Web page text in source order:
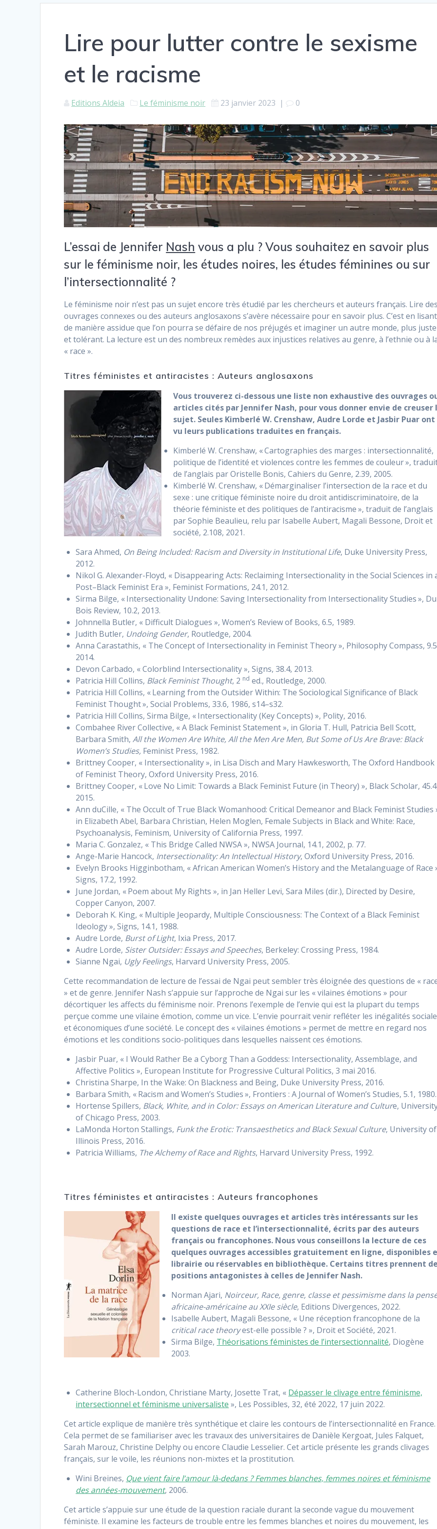
Lire pour lutter contre le sexisme
et le racisme
Editions Aldeia Le féminisme noir 23 janvier 2023 | 0
L’essai de Jennifer Nash vous a plu ? Vous souhaitez en savoir plus
sur le féminisme noir, les études noires, les études féminines ou sur
l’intersectionnalité ?
Le féminisme noir n’est pas un sujet encore très étudié par les chercheurs et auteurs français. Lire
ouvrages connexes ou des auteurs anglosaxons s’avère nécessaire pour en savoir plus. C’est en lisant
de manière assidue que l’on pourra se défaire de nos préjugés et imaginer un autre monde, plus juste
et tolérant. La lecture est un des nombreux remèdes aux injustices relatives au genre, à l’ethnie ou à
« race ».
Titres féministes et antiracistes : Auteurs anglosaxons
Vous trouverez ci-dessous une liste non exhaustive des ouvrages
articles cités par Jennifer Nash, pour vous donner envie de creuser
sujet. Seules Kimberlé W. Crenshaw, Audre Lorde et Jasbir Puar ont
vu leurs publications traduites en français.
Kimberlé W. Crenshaw, « Cartographies des marges : intersectionnalité,
politique de l’identité et violences contre les femmes de couleur »,
de l’anglais par Oristelle Bonis, Cahiers du Genre, 2.39, 2005.
Kimberlé W. Crenshaw, « Démarginaliser l’intersection de la race et du
sexe : une critique féministe noire du droit antidiscriminatoire, de la
théorie féministe et des politiques de l’antiracisme », traduit de l’anglais
par Sophie Beaulieu, relu par Isabelle Aubert, Magali Bessone, Droit et
société, 2.108, 2021.
Sara Ahmed, On Being Included: Racism and Diversity in Institutional Life, Duke University Press,
2012.
Nikol G. Alexander-Floyd, « Disappearing Acts: Reclaiming Intersectionality in the Social Sciences in
Post–Black Feminist Era », Feminist Formations, 24.1, 2012.
Sirma Bilge, « Intersectionality Undone: Saving Intersectionality from Intersectionality Studies », Du
Bois Review, 10.2, 2013.
Johnnella Butler, « Difficult Dialogues », Women’s Review of Books, 6.5, 1989.
Judith Butler, Undoing Gender, Routledge, 2004.
Anna Carastathis, « The Concept of Intersectionality in Feminist Theory », Philosophy Compass,
2014.
Devon Carbado, « Colorblind Intersectionality », Signs, 38.4, 2013.
Patricia Hill Collins, Black Feminist Thought, 2 nd ed., Routledge, 2000.
Patricia Hill Collins, « Learning from the Outsider Within: The Sociological Significance of Black
Feminist Thought », Social Problems, 33.6, 1986, s14–s32.
Patricia Hill Collins, Sirma Bilge, « Intersectionality (Key Concepts) », Polity, 2016.
Combahee River Collective, « A Black Feminist Statement », in Gloria T. Hull, Patricia Bell Scott,
Barbara Smith,All the Women Are White, All the Men Are Men, But Some of Us Are Brave: Black
Women’s Studies, Feminist Press, 1982.
Brittney Cooper, « Intersectionality », in Lisa Disch and Mary Hawkesworth, The Oxford Handbook
of Feminist Theory, Oxford University Press, 2016.
Brittney Cooper, « Love No Limit: Towards a Black Feminist Future (in Theory) », Black Scholar,
2015.
Ann duCille, « The Occult of True Black Womanhood: Critical Demeanor and Black Feminist Studies
in Elizabeth Abel, Barbara Christian, Helen Moglen, Female Subjects in Black and White: Race,
Psychoanalysis, Feminism, University of California Press, 1997.
Maria C. Gonzalez, « This Bridge Called NWSA », NWSA Journal, 14.1, 2002, p. 77.
Ange-Marie Hancock, Intersectionality: An Intellectual History, Oxford University Press, 2016.
Evelyn Brooks Higginbotham, « African American Women’s History and the Metalanguage of Race
Signs, 17.2, 1992.
June Jordan, « Poem about My Rights », in Jan Heller Levi, Sara Miles (dir.), Directed by Desire,
Copper Canyon, 2007.
Deborah K. King, « Multiple Jeopardy, Multiple Consciousness: The Context of a Black Feminist
Ideology », Signs, 14.1, 1988.
Audre Lorde, Burst of Light, Ixia Press, 2017.
Audre Lorde, Sister Outsider: Essays and Speeches, Berkeley: Crossing Press, 1984.
Sianne Ngai, Ugly Feelings, Harvard University Press, 2005.
Cette recommandation de lecture de l’essai de Ngai peut sembler très éloignée des questions de «
» et de genre. Jennifer Nash s’appuie sur l’approche de Ngai sur les « vilaines émotions » pour
décortiquer les affects du féminisme noir. Prenons l’exemple de l’envie qui est la plupart du temps
perçue comme une vilaine émotion, comme un vice. L’envie pourrait venir refléter les inégalités
et économiques d’une société. Le concept des « vilaines émotions » permet de mettre en regard nos
émotions et les conditions socio-politiques dans lesquelles naissent ces émotions.
Jasbir Puar, « I Would Rather Be a Cyborg Than a Goddess: Intersectionality, Assemblage, and
Affective Politics », European Institute for Progressive Cultural Politics, 3 mai 2016.
Christina Sharpe, In the Wake: On Blackness and Being, Duke University Press, 2016.
Barbara Smith, « Racism and Women’s Studies », Frontiers : A Journal of Women’s Studies, 5.1, 1980.
Hortense Spillers, Black, White, and in Color: Essays on American Literature and Culture,
of Chicago Press, 2003.
LaMonda Horton Stallings, Funk the Erotic: Transaesthetics and Black Sexual Culture, University of
Illinois Press, 2016.
Patricia Williams, The Alchemy of Race and Rights, Harvard University Press, 1992.
Titres féministes et antiracistes : Auteurs francophones
Il existe quelques ouvrages et articles très intéressants sur les
questions de race et l’intersectionnalité, écrits par des auteurs
français ou francophones. Nous vous conseillons la lecture de ces
quelques ouvrages accessibles gratuitement en ligne, disponibles
librairie ou réservables en bibliothèque. Certains titres prennent
positions antagonistes à celles de Jennifer Nash.
Norman Ajari, Noirceur, Race, genre, classe et pessimisme dans la
africaine-américaine au XXIe siècle, Editions Divergences, 2022.
Isabelle Aubert, Magali Bessone, « Une réception francophone de la
critical race theoryest-elle possible ? », Droit et Société, 2021.
Sirma Bilge, Théorisations féministes de l’intersectionnalité, Diogène
2003.
Catherine Bloch-London, Christiane Marty, Josette Trat, « Dépasser le clivage entre féminisme,
intersectionnel et féminisme universaliste », Les Possibles, 32, été 2022, 17 juin 2022.
Cet article explique de manière très synthétique et claire les contours de l’intersectionnalité en France.
Cela permet de se familiariser avec les travaux des universitaires de Danièle Kergoat, Jules Falquet,
Sarah Marouz, Christine Delphy ou encore Claudie Lesselier. Cet article présente les grands clivages
français, sur le voile, les réunions non-mixtes et la prostitution.
Wini Breines, Que vient faire l’amour là-dedans ? Femmes blanches, femmes noires et féminisme
des années-mouvement, 2006.
Cet article s’appuie sur une étude de la question raciale durant la seconde vague du mouvement
féministe. Il examine les facteurs de trouble entre les femmes blanches et noires du mouvement, les